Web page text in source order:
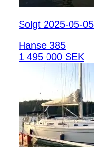
Solgt 2025-05-05
Hanse 385
1 495 000 SEK